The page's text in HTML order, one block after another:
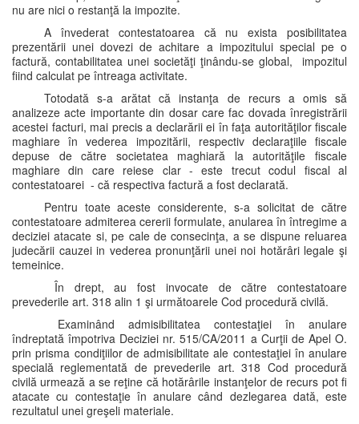
nu are nici o restanţă la impozite.
A învederat contestatoarea că nu exista posibilitatea
prezentării unei dovezi de achitare a impozitului special pe o
factură, contabilitatea unei societăţi ţinându-se global, impozitul
fiind calculat pe întreaga activitate.
Totodată s-a arătat că instanţa de recurs a omis să
analizeze acte importante din dosar care fac dovada înregistrării
acestei facturi, mai precis a declarării ei în faţa autorităţilor fiscale
maghiare în vederea impozitării, respectiv declaraţiile fiscale
depuse de către societatea maghiară la autorităţile fiscale
maghiare din care reiese clar - este trecut codul fiscal al
contestatoarei - că respectiva factură a fost declarată.
Pentru toate aceste considerente, s-a solicitat de către
contestatoare admiterea cererii formulate, anularea în întregime a
deciziei atacate si, pe cale de consecinţa, a se dispune reluarea
judecării cauzei in vederea pronunţării unei noi hotărâri legale şi
temeinice.
În drept, au fost invocate de către contestatoare
prevederile art. 318 alin 1 şi următoarele Cod procedură civilă.
Examinând admisibilitatea contestaţiei în anulare
îndreptată împotriva Deciziei nr. 515/CA/2011 a Curţii de Apel O.
prin prisma condiţiilor de admisibilitate ale contestaţiei în anulare
specială reglementată de prevederile art. 318 Cod procedură
civilă urmează a se reţine că hotărârile instanţelor de recurs pot fi
atacate cu contestaţie în anulare când dezlegarea dată, este
rezultatul unei greşeli materiale.